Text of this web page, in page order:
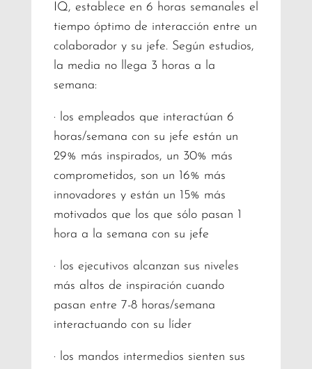
IQ, establece en 6 horas semanales el
tiempo óptimo de interacción entre un
colaborador y su jefe. Según estudios,
la media no llega 3 horas a la
semana:
· los empleados que interactúan 6
horas/semana con su jefe están un
29% más inspirados, un 30% más
comprometidos, son un 16% más
innovadores y están un 15% más
motivados que los que sólo pasan 1
hora a la semana con su jefe
· los ejecutivos alcanzan sus niveles
más altos de inspiración cuando
pasan entre 7-8 horas/semana
interactuando con su líder
· los mandos intermedios sienten sus